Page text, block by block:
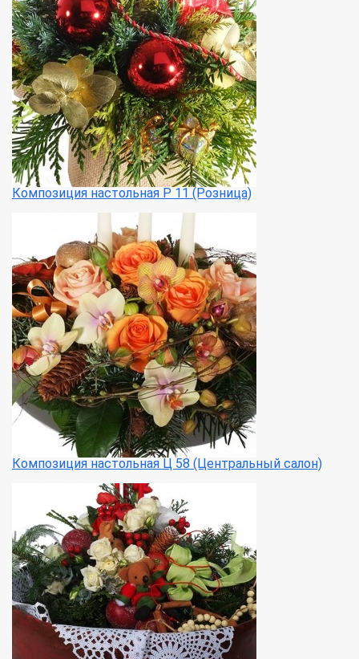
Композиция настольная Р 11 (Розница)
Композиция настольная Ц 58 (Центральный салон)